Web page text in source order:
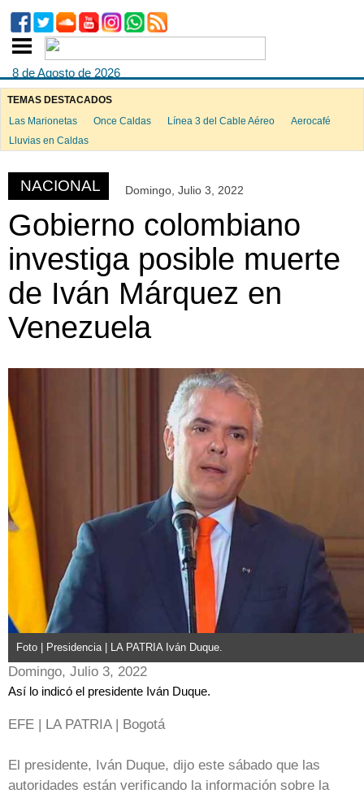
8 de Agosto de 2026
TEMAS DESTACADOS
Las Marionetas
Once Caldas Línea 3 del Cable Aéreo
Aerocafé
Lluvias en Caldas
NACIONAL Domingo, Julio 3, 2022
Gobierno colombiano
investiga posible muerte
de Iván Márquez en
Venezuela
Foto | Presidencia | LA PATRIA Iván Duque.
Domingo, Julio 3, 2022
Así lo indicó el presidente Iván Duque.
EFE | LA PATRIA | Bogotá
El presidente, Iván Duque, dijo este sábado que las
autoridades están verificando la información sobre la